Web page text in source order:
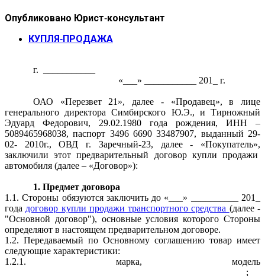
Опубликовано Юрист-консультант
КУПЛЯ-ПРОДАЖА
г. ___________
«___» ___________ 201_ г.
ОАО «Перезвет 21», далее - «Продавец», в лице
генерального директора Симбирского Ю.Э., и Тирножный
Эдуард Федорович, 29.02.1980 года рождения, ИНН –
5089465968038, паспорт 3496 6690 33487907, выданный 29-
02- 2010г., ОВД г. Заречный-23, далее - «Покупатель»,
заключили этот предварительный договор купли продажи
автомобиля (далее – «Договор»):
1. Предмет договора
1.1. Стороны обязуются заключить до «___» __________ 201_
года договор купли продажи транспортного средства (далее -
"Основной договор"), основные условия которого Стороны
определяют в настоящем предварительном договоре.
1.2. Передаваемый по Основному соглашению товар имеет
следующие характеристики:
1.2.1. марка, модель
___________________________________________________;